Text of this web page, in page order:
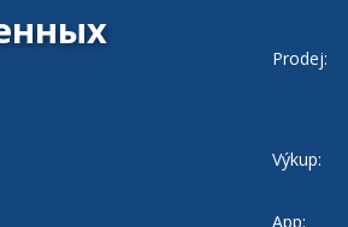
Prodej:
Výkup:
App: